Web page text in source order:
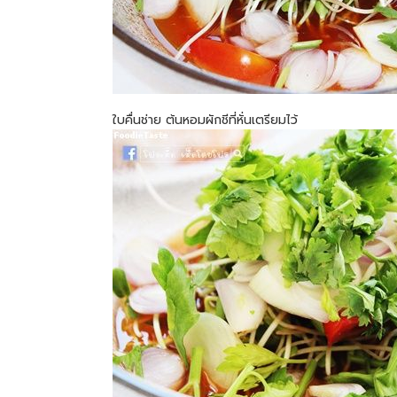
ใบคื่นช่าย ต้นหอมผักชีที่หั่นเตรียมไว้